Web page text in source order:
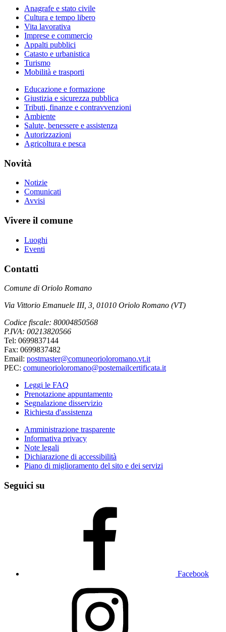
Anagrafe e stato civile
Cultura e tempo libero
Vita lavorativa
Imprese e commercio
Appalti pubblici
Catasto e urbanistica
Turismo
Mobilità e trasporti
Educazione e formazione
Giustizia e sicurezza pubblica
Tributi, finanze e contravvenzioni
Ambiente
Salute, benessere e assistenza
Autorizzazioni
Agricoltura e pesca
Novità
Notizie
Comunicati
Avvisi
Vivere il comune
Luoghi
Eventi
Contatti
Comune di Oriolo Romano
Via Vittorio Emanuele III, 3, 01010 Oriolo Romano (VT)
Codice fiscale: 80004850568
P.IVA: 00213820566
Tel: 0699837144
Fax: 0699837482
Email: postmaster@comuneorioloromano.vt.it
PEC: comuneorioloromano@postemailcertificata.it
Leggi le FAQ
Prenotazione appuntamento
Segnalazione disservizio
Richiesta d'assistenza
Amministrazione trasparente
Informativa privacy
Note legali
Dichiarazione di accessibilità
Piano di miglioramento del sito e dei servizi
Seguici su
Facebook